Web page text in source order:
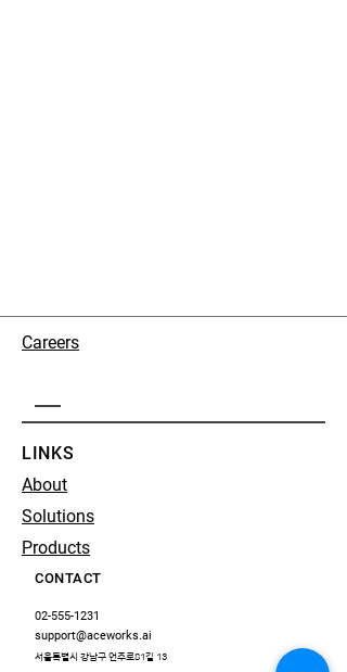
Careers
LINKS
About
Solutions
Products
CONTACT
02-555-1231
support@aceworks.ai
서울특별시 강남구 언주로81길 13